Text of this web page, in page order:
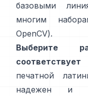
базовыми
многим
OpenCV).
Выберите
печатной
надежен и